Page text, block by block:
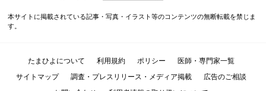
本サイトに掲載されている記事・写真・イラスト等のコンテンツの無断転載を禁じま
す。
たまひよについて 利用規約 ポリシー
医師・専門家一覧
サイトマップ
調査・プレスリリース・メディア掲載
広告のご相談